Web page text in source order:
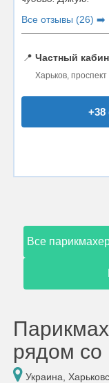
Все отзывы (26) ➡️
📍 Частный
Харьков,
+38
Все
рядом со
Украина,